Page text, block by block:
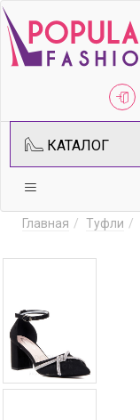
КАТАЛОГ
Главная Туфли